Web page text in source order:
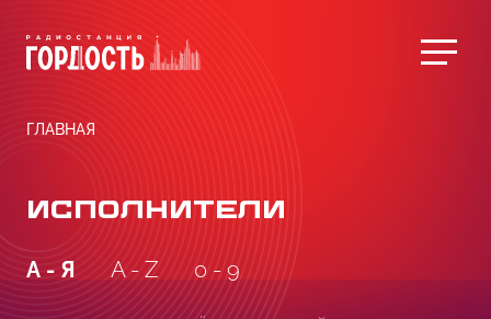
ГЛАВНАЯ
ИСПОЛНИТЕЛИ
А - Я A - Z 0 - 9